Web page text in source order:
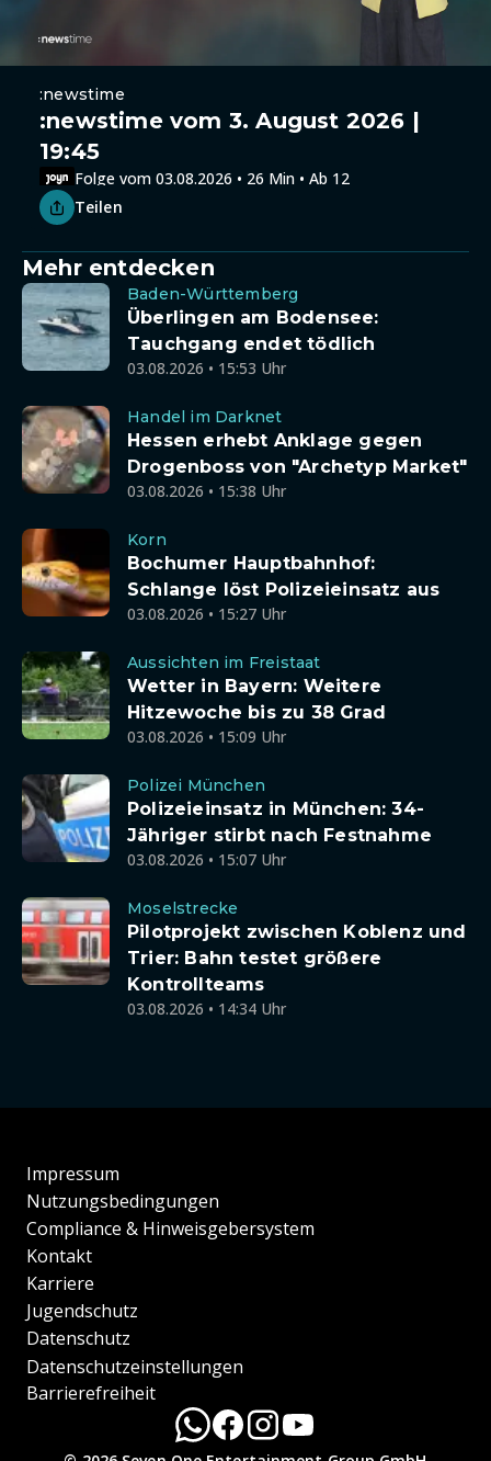
:newstime
:newstime vom 3. August 2026 |
19:45
Folge vom 03.08.2026 • 26 Min • Ab 12
Teilen
Mehr entdecken
Baden-Württemberg
Überlingen am Bodensee:
Tauchgang endet tödlich
03.08.2026 • 15:53 Uhr
Handel im Darknet
Hessen erhebt Anklage gegen
Drogenboss von "Archetyp Market"
03.08.2026 • 15:38 Uhr
Korn
Bochumer Hauptbahnhof:
Schlange löst Polizeieinsatz aus
03.08.2026 • 15:27 Uhr
Aussichten im Freistaat
Wetter in Bayern: Weitere
Hitzewoche bis zu 38 Grad
03.08.2026 • 15:09 Uhr
Polizei München
Polizeieinsatz in München: 34-
Jähriger stirbt nach Festnahme
03.08.2026 • 15:07 Uhr
Moselstrecke
Pilotprojekt zwischen Koblenz und
Trier: Bahn testet größere
Kontrollteams
03.08.2026 • 14:34 Uhr
Impressum
Nutzungsbedingungen
Compliance & Hinweisgebersystem
Kontakt
Karriere
Jugendschutz
Datenschutz
Datenschutzeinstellungen
Barrierefreiheit